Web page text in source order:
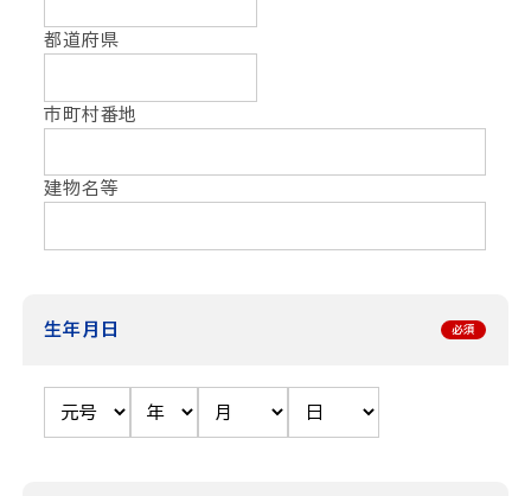
都道府県
市町村番地
建物名等
生年月日